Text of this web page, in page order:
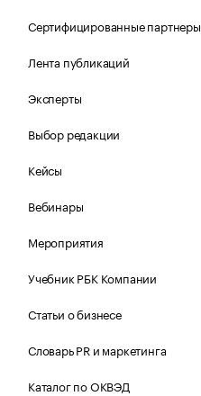
Сертифицированные партнеры
Лента публикаций
Эксперты
Выбор редакции
Кейсы
Вебинары
Мероприятия
Учебник РБК Компании
Статьи о бизнесе
Словарь PR и маркетинга
Каталог по ОКВЭД